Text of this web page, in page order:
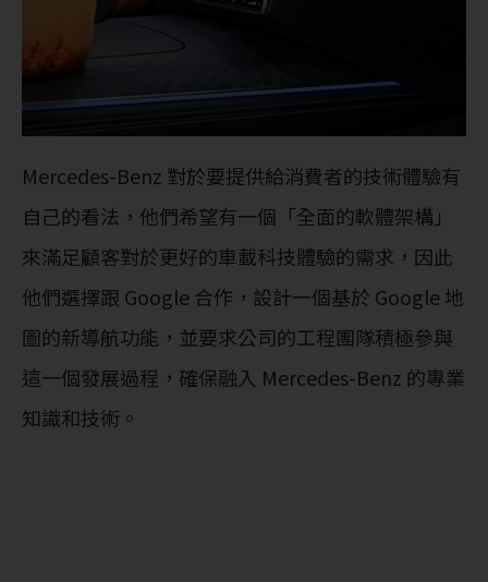
Mercedes-Benz 對於要提供給消費者的技術體驗有
自己的看法，他們希望有一個「全面的軟體架構」
來滿足顧客對於更好的車載科技體驗的需求，因此
他們選擇跟 Google 合作，設計一個基於 Google 地
圖的新導航功能，並要求公司的工程團隊積極參與
這一個發展過程，確保融入 Mercedes-Benz 的專業
知識和技術。